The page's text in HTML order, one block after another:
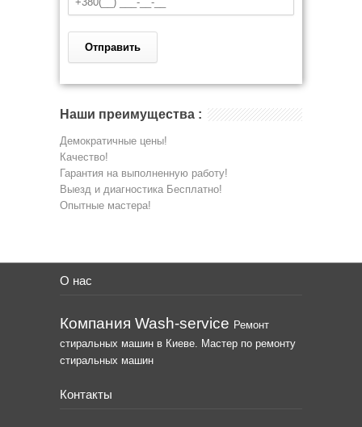
Наши преимущества :
Демократичные цены!
Качество!
Гарантия на выполненную работу!
Выезд и диагностика Бесплатно!
Опытные мастера!
О нас
Компания Wash-service Ремонт
стиральных машин в Киеве. Мастер по ремонту
стиральных машин
Контакты